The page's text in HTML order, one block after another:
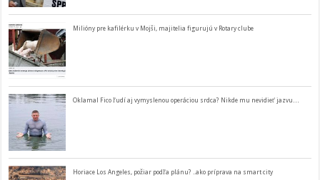
Milióny pre kafilérku v Mojši, majitelia figurujú v Rotary clube
Oklamal Fico ľudí aj vymyslenou operáciou srdca? Nikde mu nevidieť jazvu…
Horiace Los Angeles, požiar podľa plánu? ..ako príprava na smart city